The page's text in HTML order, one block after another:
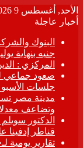
الأحد, أغسطس 9 2026
أخبار عاجلة
جنيه بنهاية يوليو
المركزي : الدين
صعود جماعي
جلسات
وتضاعف
الدكتور
قناطر إدفينا
تقارير يومية